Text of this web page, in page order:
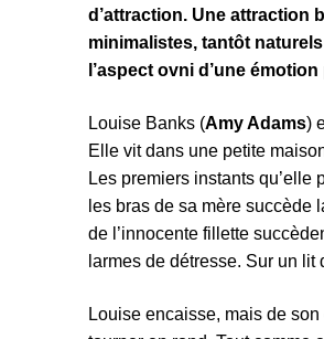
d’attraction. Une attraction
minimalistes, tantôt
l’aspect ovni d’une
Louise Banks (Amy Adams)
Elle vit dans une petite
Les premiers instants
les bras de sa mère succède
de l’innocente fillette
larmes de détresse. Sur un lit
Louise encaisse, mais de